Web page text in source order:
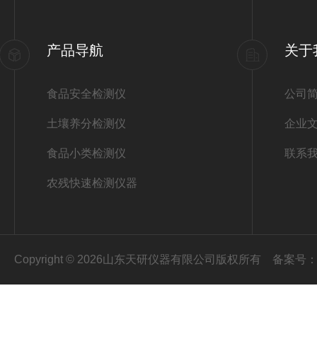
产品导航
食品安全检测仪
土壤养分检测仪
食品小类检测仪
农残快速检测仪器
关于
公司
企业
联系
Copyright © 2026山东天研仪器有限公司版权所有 备案号